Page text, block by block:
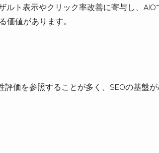
ト表示やクリック率改善に寄与し、AIO
値があります。
価を参照することが多く、SEOの基盤